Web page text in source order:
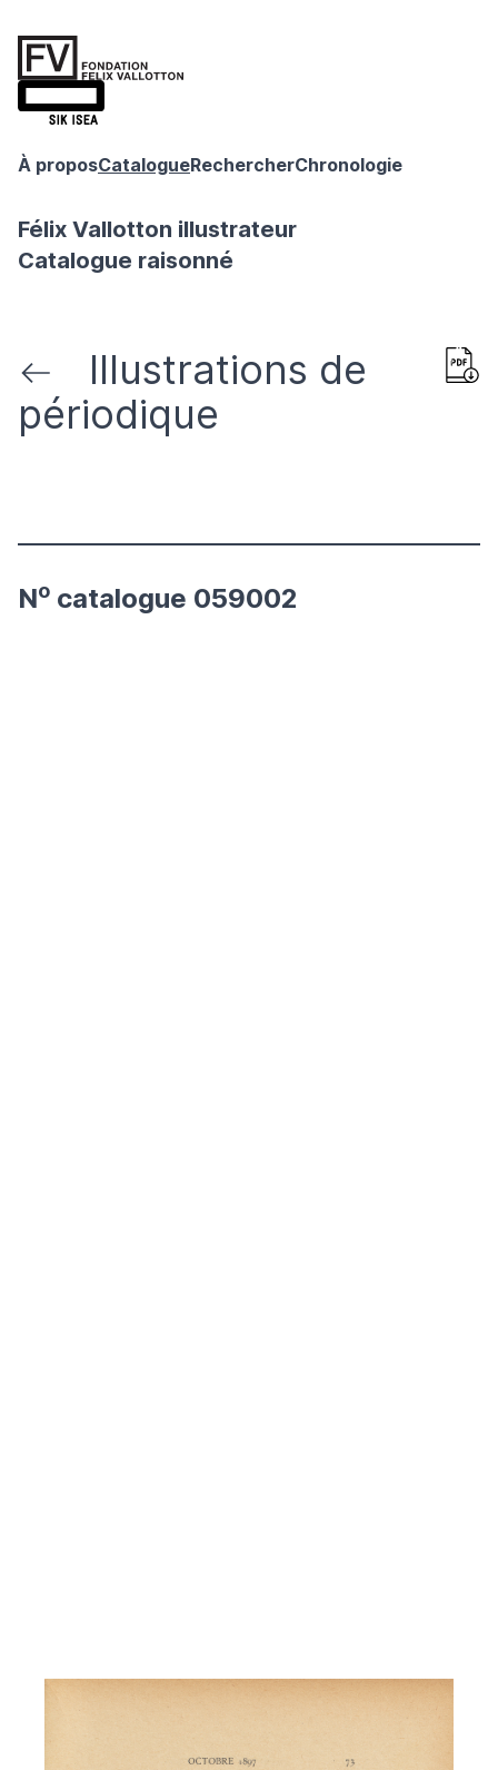
À proposCatalogueRechercherChronologie
Félix Vallotton illustrateur
Catalogue raisonné
Illustrations de
périodique
No catalogue 059002